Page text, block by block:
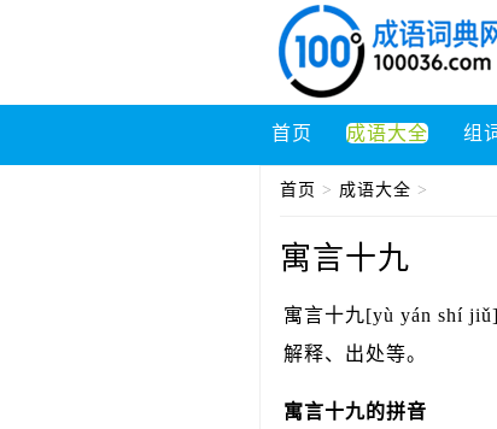
首页 成语大全 组
首页 > 成语大全 >
寓言十九
寓言十九[yù yán shí
解释、出处等。
寓言十九的拼音